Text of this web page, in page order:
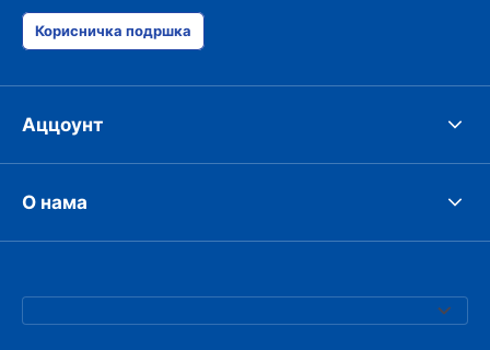
Корисничка подршка
Аццоунт
О нама